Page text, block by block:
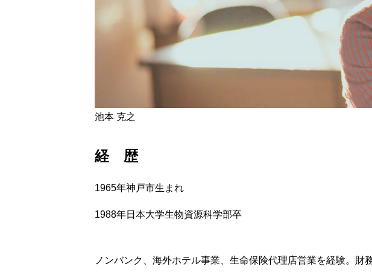
CASE STUDY
COMPANY
NEWS
池本 克之
経 歴
1965年神戸市生まれ
1988年日本大学生物資源科学部卒
ノンバンク、海外ホテル事業、生命保険代理店営業を経験。